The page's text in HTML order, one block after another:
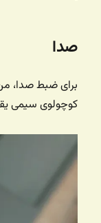
صدا
برای ضبط صدا،
کوچولوی سیمی